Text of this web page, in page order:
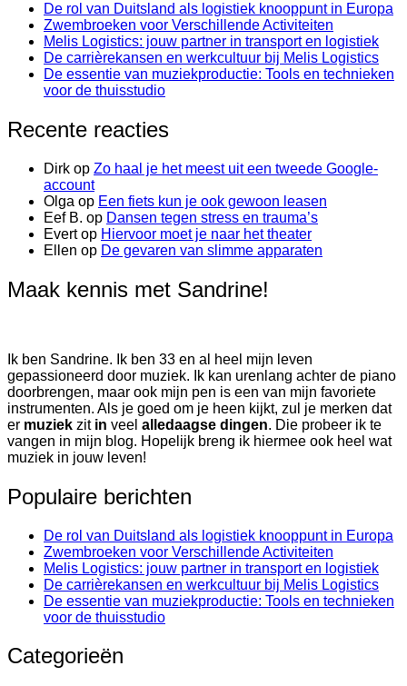
De rol van Duitsland als logistiek knooppunt in Europa
Zwembroeken voor Verschillende Activiteiten
Melis Logistics: jouw partner in transport en logistiek
De carrièrekansen en werkcultuur bij Melis Logistics
De essentie van muziekproductie: Tools en technieken
voor de thuisstudio
Recente reacties
Dirk op Zo haal je het meest uit een tweede Google-
account
Olga op Een fiets kun je ook gewoon leasen
Eef B. op Dansen tegen stress en trauma’s
Evertop Hiervoor moet je naar het theater
Ellen op De gevaren van slimme apparaten
Maak kennis met Sandrine!
Ik ben Sandrine. Ik ben 33 en al heel mijn leven
gepassioneerd door muziek. Ik kan urenlang achter de piano
doorbrengen, maar ook mijn pen is een van mijn favoriete
instrumenten. Als je goed om je heen kijkt, zul je merken dat
er muziek zit in veel alledaagse dingen. Die probeer ik te
vangen in mijn blog. Hopelijk breng ik hiermee ook heel wat
muziek in jouw leven!
Populaire berichten
De rol van Duitsland als logistiek knooppunt in Europa
Zwembroeken voor Verschillende Activiteiten
Melis Logistics: jouw partner in transport en logistiek
De carrièrekansen en werkcultuur bij Melis Logistics
De essentie van muziekproductie: Tools en technieken
voor de thuisstudio
Categorieën